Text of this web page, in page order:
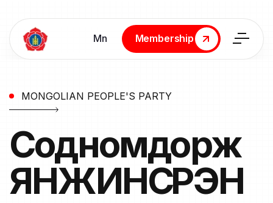
Мn
Membership
Membership
MONGOLIAN PEOPLE'S PARTY
Содномдорж
ЯНЖИНСҮРЭН